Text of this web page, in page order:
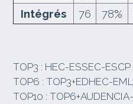
Intégrés
76 78%
TOP3 : HEC-ESSEC-ESCP
TOP6 : TOP3+EDHEC-
TOP10 :